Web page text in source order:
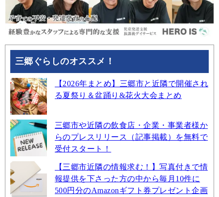
三郷ぐらしのオススメ！
【2026年まとめ】三郷市と近隣で開催され
る夏祭り＆盆踊り&花火大会まとめ
三郷市や近隣の飲食店・企業・事業者様か
らのプレスリリース（記事掲載）を無料で
受付スタート！
【三郷市近隣の情報求む！】写真付きで情
報提供を下さった方の中から毎月10件に
500円分のAmazonギフト券プレゼント企画